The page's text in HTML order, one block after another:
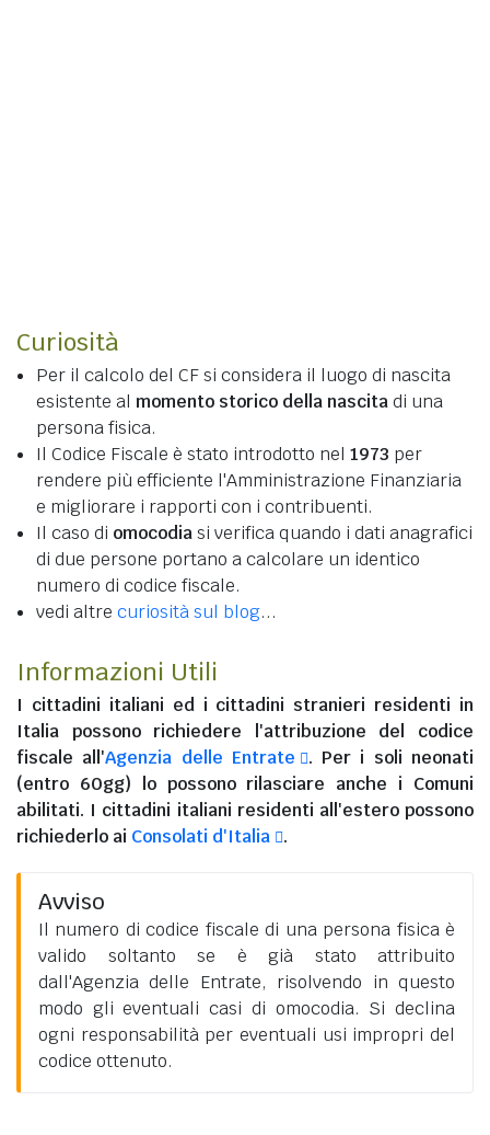
Curiosità
Per il calcolo del CF si considera il luogo di nascita
esistente al momento storico della nascitadi una
persona fisica.
Il Codice Fiscale è stato introdotto nel 1973 per
rendere più efficiente l'Amministrazione Finanziaria
e migliorare i rapporti con i contribuenti.
Il caso di omocodiasi verifica quando i dati anagrafici
di due persone portano a calcolare un identico
numero di codice fiscale.
vedi altre curiosità sul blog...
Informazioni Utili
I cittadini italiani ed i cittadini stranieri residenti in
Italia possono richiedere l'attribuzione del codice
fiscale all'Agenzia delle Entrate
. Per i soli neonati
(entro 60gg) lo possono rilasciare anche i Comuni
abilitati. I cittadini italiani residenti all'esteropossono
richiederlo ai Consolati d'Italia .
Avviso
Il numero di codice fiscale di una persona fisica è
valido soltanto se è già stato attribuito
dall'Agenzia delle Entrate, risolvendo in questo
modo gli eventuali casi di omocodia. Si declina
ogni responsabilità per eventuali usi impropri del
codice ottenuto.